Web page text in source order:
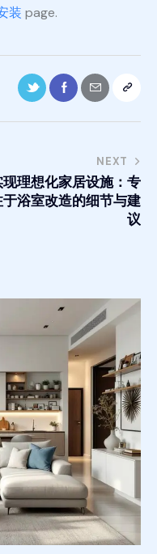
装 page.
NEXT
现理想化家居设施：专
于浴室改造的细节与建
议